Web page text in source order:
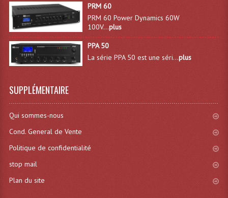
Effets Lumineux, Effets Disco
Blocs De Puissance
PRM 60
PRM 60 Power Dynamics 60W
100V...plus
PPA 50
La série PPA 50 est une séri...plus
SUPPLÉMENTAIRE
Qui sommes-nous
Cond. General de Vente
Politique de confidentialité
stop mail
Plan du site